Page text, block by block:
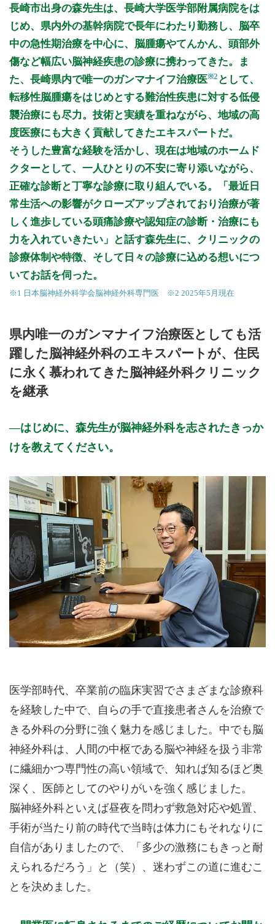
公式HPはこちら
長崎市出身の森先生は、長崎大学医学部附属病院をは
じめ、県内外の基幹病院で長年にわたり勤務し、脳卒
中の急性期治療を中心に、脳腫瘍やてんかん、頭部外
傷など幅広い脳神経疾患の診療に携わってきた。ま
た、長崎県内で唯一のガンマナイフ治療医※2 として、
転移性脳腫瘍をはじめとする難治性疾患に対する低侵
襲治療にも尽力。技術と実績を重ねながら、地域の高
度医療にも大きく貢献してきたエキスパートだ。
そうした豊富な経験を活かし、現在は地域のホームド
クターとして、一人ひとりの不安に寄り添いながら、
正確な診断と丁寧な診療に取り組んでいる。「最近日
常生活への影響がクローズアップされており治療が著
しく進歩している頭痛診療や認知症の診断・治療にも
力を入れていきたい」と話す森先生に、クリニックの
診療体制や特徴、そして日々の診療に込める想いにつ
いてお話を伺った。
※1 日本脳神経外科学会脳神経外科専門医 ※2 2025年5月現在
県内唯一のガンマナイフ治療医としても活
躍した脳神経外科のエキスパートが、住民
に永く慕われてきた脳神経外科クリニック
を継承
はじめに、森先生が脳神経外科を志されたきっか
けを教えてください。
医学部時代、卒業前の臨床実習でさまざまな診療科
を経験した中で、自らの手で直接患者さんを治療で
きる外科の分野に強く魅力を感じました。中でも脳
神経外科は、人間の中枢である脳や神経を扱う非常
に繊細かつ専門性の高い領域で、知れば知るほど奥
深く、医師としてのやりがいを強く感じました。
脳神経外科といえば昼夜を問わず救急対応や処置、
手術が当たり前の時代で当時は体力にもそれなりに
自信がありましたので、「多少の激務にもきっと耐
えられるだろう」と（笑）、迷わずこの道に進むこ
とを決めました。